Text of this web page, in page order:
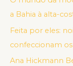
a Bahia à alta-
Feita por eles:
confeccionam
Ana Hickmann